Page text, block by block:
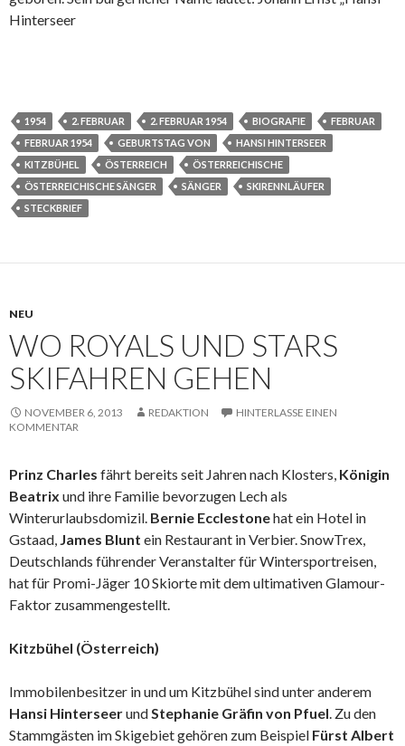
Hinterseer
1954 2. FEBRUAR 2. FEBRUAR 1954 BIOGRAFIE
FEBRUAR
FEBRUAR 1954
GEBURTSTAG VON
HANSI HINTERSEER
KITZBÜHEL
ÖSTERREICH
ÖSTERREICHISCHE
ÖSTERREICHISCHE SÄNGER
SÄNGER
SKIRENNLÄUFER
STECKBRIEF
NEU
WO ROYALS UND STARS
SKIFAHREN GEHEN
NOVEMBER 6, 2013 REDAKTION
HINTERLASSE EINEN
KOMMENTAR
Prinz Charles fährt bereits seit Jahren nach Klosters, Königin
Beatrix und ihre Familie bevorzugen Lech als
Winterurlaubsdomizil. Bernie Ecclestonehat ein Hotel in
Gstaad, James Blunt ein Restaurant in Verbier. SnowTrex,
Deutschlands führender Veranstalter für Wintersportreisen,
hat für Promi-Jäger 10 Skiorte mit dem ultimativen Glamour-
Faktor zusammengestellt.
Kitzbühel (Österreich)
Immobilenbesitzer in und um Kitzbühel sind unter anderem
Hansi HinterseerundStephanie Gräfin von Pfuel. Zu den
Stammgästen im Skigebiet gehören zum Beispiel Fürst Albert